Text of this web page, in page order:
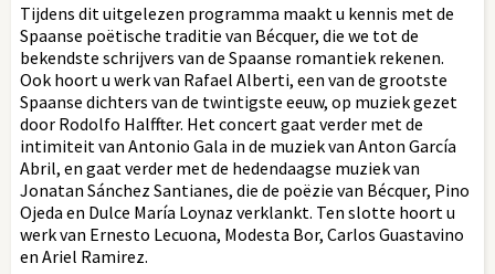
Tijdens dit uitgelezen programma maakt u kennis met de
Spaanse poëtische traditie van Bécquer, die we tot de
bekendste schrijvers van de Spaanse romantiek rekenen.
Ook hoort u werk van Rafael Alberti, een van de grootste
Spaanse dichters van de twintigste eeuw, op muziek gezet
door Rodolfo Halffter. Het concert gaat verder met de
intimiteit van Antonio Gala in de muziek van Anton García
Abril, en gaat verder met de hedendaagse muziek van
Jonatan Sánchez Santianes, die de poëzie van Bécquer, Pino
Ojeda en Dulce María Loynaz verklankt. Ten slotte hoort u
werk van Ernesto Lecuona, Modesta Bor, Carlos Guastavino
en Ariel Ramirez.